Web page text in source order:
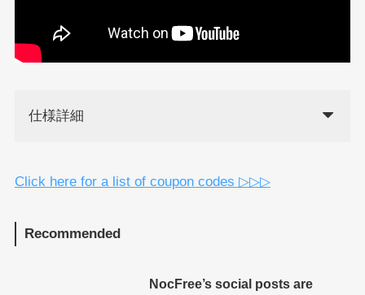
仕様詳細
Click here for a list of coupon codes ▷▷▷
Recommended
NocFree’s social posts are